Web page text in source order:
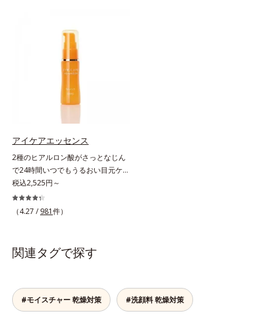
シュが目安）ミストを塗布後、肌に
触れずに乾くまでそのままお待ちく
カバーします。筆タイプのやわらか
なテクスチャーのリキッドコンシー
ラーでのびがよく、凹凸のある目元
や口元、シミやくすみの気になる頬
にもピタッと密着。薄づきなのにカ
バー力が高く、幅広く活躍します。
アルロン酸を配合した肌にやさしい
処方で、うるおうハリ肌へと整えま
アイケアエッセンス
2種のヒアルロン酸がさっとなじん
で24時間いつでもうるおい目元ケ
ア。メイクの上からもプラスオン
OK。「目元がカサつく、ハリがな
い、疲れて見える・・・」目元を見
てもデリケート。乾燥しやすく、エ
イジングサインが最初に出やすい部
からでも24時間使える美容液です。
2種類のヒアルロン酸が肌の外と内
税込2,525円～
（4.27 / 981件）
関連タグで探す
#モイスチャー 乾燥対策 #洗顔料 乾燥対策